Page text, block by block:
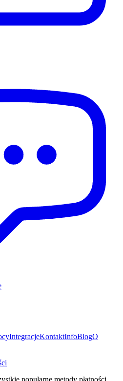
IntegracjeKontaktInfoBlogO
popularne metody płatności